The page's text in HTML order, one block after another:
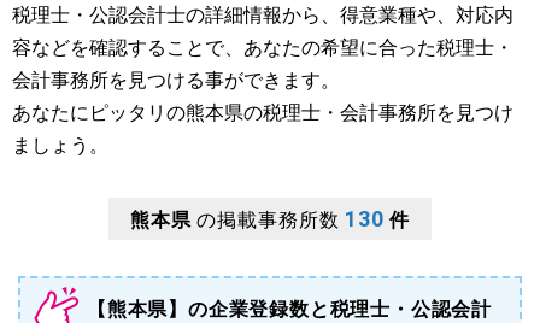
税理士・公認会計士の詳細情報から、得意業種や、対応内
容などを確認することで、あなたの希望に合った税理士・
会計事務所を見つける事ができます。
あなたにピッタリの熊本県の税理士・会計事務所を見つけ
ましょう。
熊本県 の掲載事務所数 130 件
【熊本県】の企業登録数と税理士・公認会計